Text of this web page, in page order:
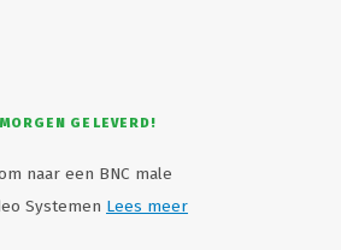
GELEVERD!
naar een BNC male
Systemen Lees meer